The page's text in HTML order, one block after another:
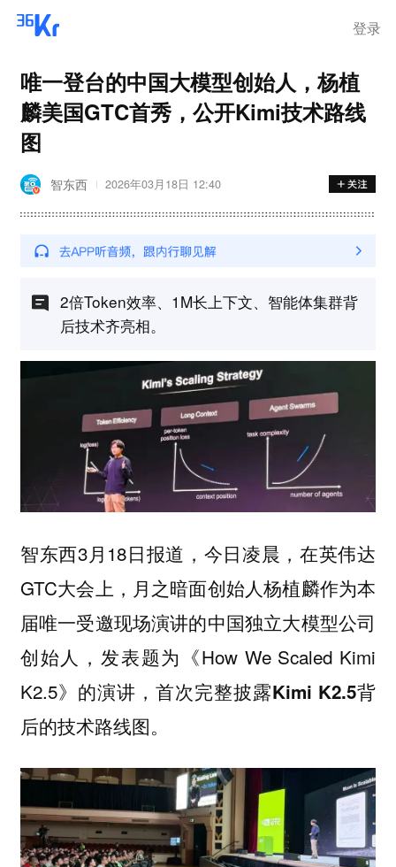
登录
唯一登台的中国大模型创始人，杨植
麟美国GTC首秀，公开Kimi技术路线
图
智东西 2026年03月18日 12:40
2倍Token效率、1M长上下文、智能体集群背
后技术齐亮相。
智东西3月18日报道，今日凌晨，在英伟达
GTC大会上，月之暗面创始人杨植麟作为本
届唯一受邀现场演讲的中国独立大模型公司
创始人，发表题为《How We Scaled Kimi
K2.5》的演讲， 首次完整披露Kimi K2.5背
后的技术路线图。